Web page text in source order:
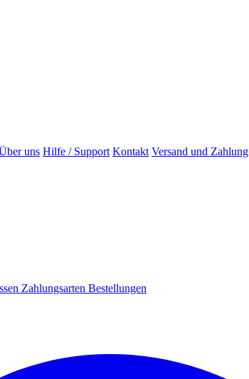
uns Hilfe / Support Kontakt Versand und Zahlung
Zahlungsarten Bestellungen